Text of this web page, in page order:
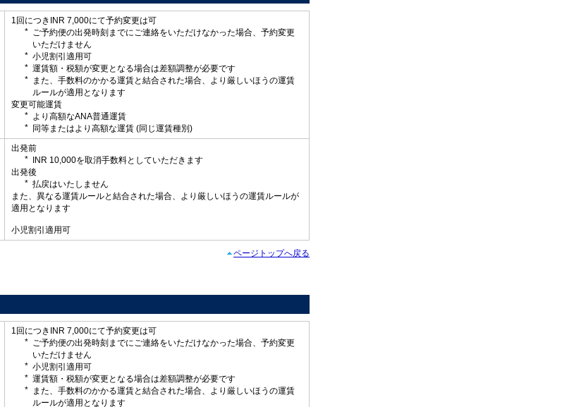
1回につきINR 7,000にて予約変更は可
ご予約便の出発時刻までにご連絡をいただけなかった場合、予約変更
いただけません
小児割引適用可
運賃額・税額が変更となる場合は差額調整が必要です
また、手数料のかかる運賃と結合された場合、より厳しいほうの運賃
ルールが適用となります
変更可能運賃
より高額なANA普通運賃
同等またはより高額な運賃 (同じ運賃種別)
出発前
INR 10,000を取消手数料としていただきます
出発後
払戻はいたしません
また、異なる運賃ルールと結合された場合、より厳しいほうの運賃ルールが
適用となります
小児割引適用可
ページトップへ戻る
1回につきINR 7,000にて予約変更は可
ご予約便の出発時刻までにご連絡をいただけなかった場合、予約変更
いただけません
小児割引適用可
運賃額・税額が変更となる場合は差額調整が必要です
また、手数料のかかる運賃と結合された場合、より厳しいほうの運賃
ルールが適用となります